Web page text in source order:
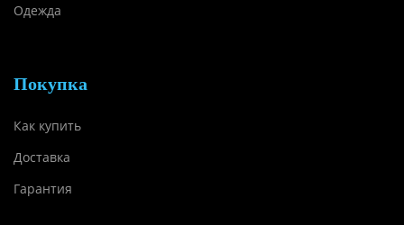
Одежда
Покупка
Как купить
Доставка
Гарантия